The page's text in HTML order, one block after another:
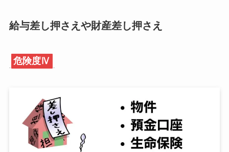
給与差し押さえや財産差し押さえ
危険度Ⅳ